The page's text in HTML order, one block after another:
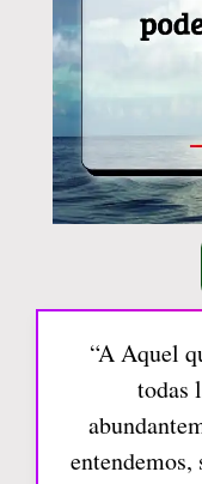
“A Aquel
todas
entendemos,